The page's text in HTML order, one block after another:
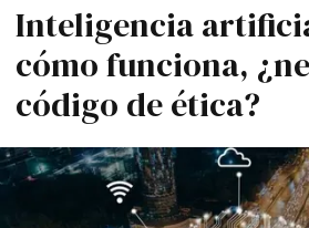
Inteligencia
cómo funciona,
código de ética?